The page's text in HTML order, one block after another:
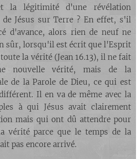
la légitimité d'une révélation
Jésus sur Terre ? En effet, s'il
d'avance, alors rien de neuf ne
sûr, lorsqu'il est écrit que l'Esprit
la vérité (Jean 16.13), il ne fait
nouvelle vérité, mais de la
de la Parole de Dieu, ce qui est
Il en va de même avec la
à qui Jésus avait clairement
mais qui ont dû attendre pour
vérité parce que le temps de la
pas encore arrivé.